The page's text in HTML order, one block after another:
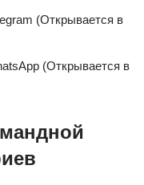
(Открывается в
(Открывается в